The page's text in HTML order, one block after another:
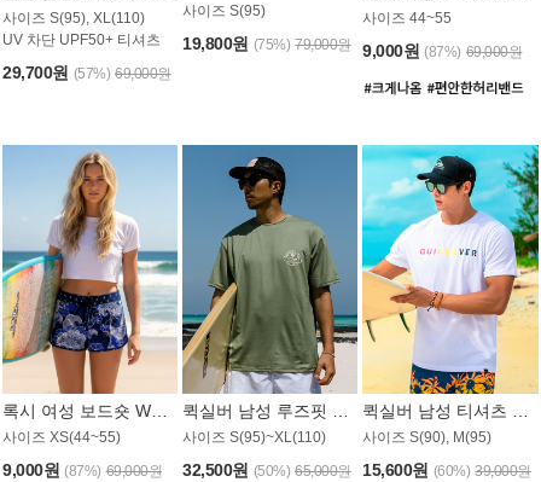
사이즈 S(95), XL(110)
UV 차단 UPF50+ 티셔츠
29,700원 (57%) 69,000원
사이즈 S(95)
19,800원 (75%) 79,000원
사이즈 44~55
9,000원 (87%) 69,000원
사이즈 XS(44~55)
9,000원 (87%) 69,000원
사이즈 S(95)~XL(110)
32,500원 (50%) 65,000원
사이즈 S(90), M(95)
15,600원 (60%) 39,000원